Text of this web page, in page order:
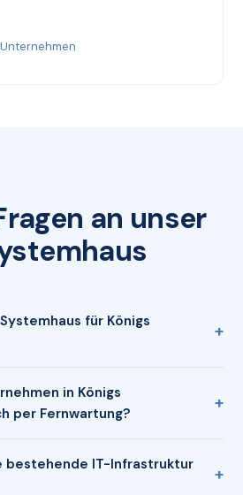
an unser
für Königs
in Königs
per Fernwartung?
bestehende IT-Infrastruktur